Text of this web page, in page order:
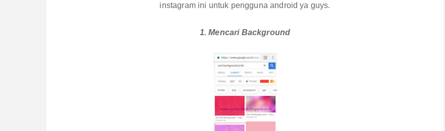
instagram ini untuk pengguna android ya guys.
1. Mencari Background